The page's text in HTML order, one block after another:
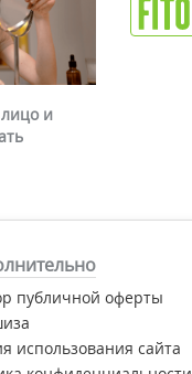
и
публичной оферты
использования сайта